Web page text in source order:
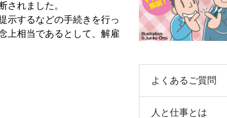
されました。
示するなどの手続きを行っ
上相当であるとして、解雇
よくあるご質問
人と仕事とは